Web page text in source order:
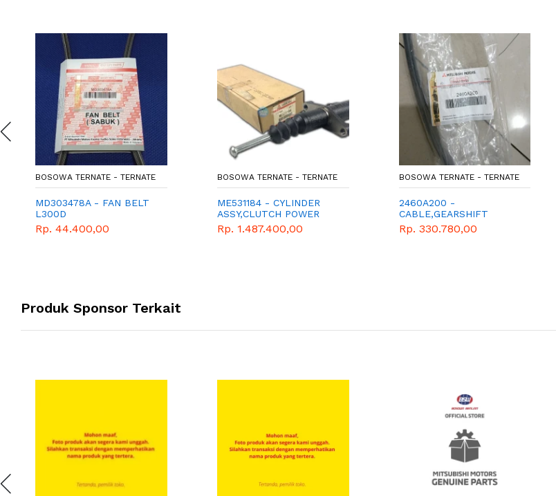
BOSOWA TERNATE - TERNATE
MD303478A - FAN BELT
L300D
Rp. 44.400,00
BOSOWA TERNATE - TERNATE
ME531184 - CYLINDER
ASSY,CLUTCH POWER
Rp. 1.487.400,00
BOSOWA TERNATE - TERNATE
2460A200 -
CABLE,GEARSHIFT
SELECT - KABEL
VERSENELENG L300 E4
Rp. 330.780,00
Produk Sponsor Terkait